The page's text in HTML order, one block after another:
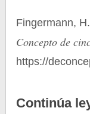
Fingermann,
Concepto de
https://
Continúa